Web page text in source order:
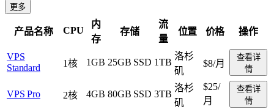
更多
产品名称 CPU
内
存
存储
流
量
位置 价格 操作
VPS
Standard
1核 1GB 25GB SSD 1TB
洛杉
矶
$8/月
查看详
情
VPS Pro 2核 4GB 80GB SSD 3TB
洛杉
矶
$25/
月
查看详
情